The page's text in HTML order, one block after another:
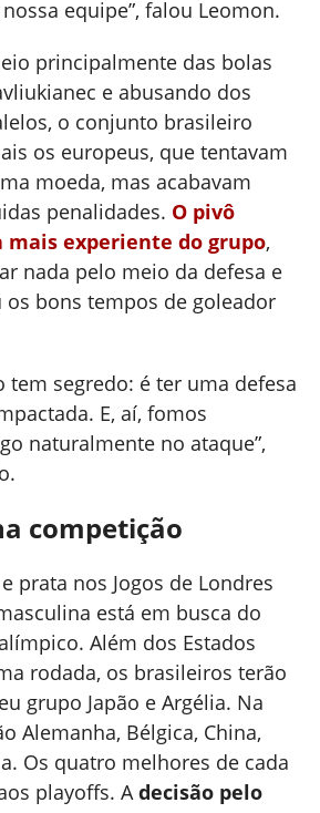
equipe”, falou Leomon.
principalmente das bolas
e abusando dos
o conjunto brasileiro
os europeus, que tentavam
moeda, mas acabavam
penalidades. O pivô
experiente do grupo,
nada pelo meio da defesa e
bons tempos de goleador
tem segredo: é ter uma defesa
E, aí, fomos
naturalmente no ataque”,
competição
prata nos Jogos de Londres
está em busca do
Além dos Estados
rodada, os brasileiros terão
grupo Japão e Argélia. Na
Alemanha, Bélgica, China,
Os quatro melhores de cada
playoffs. Adecisão pelo